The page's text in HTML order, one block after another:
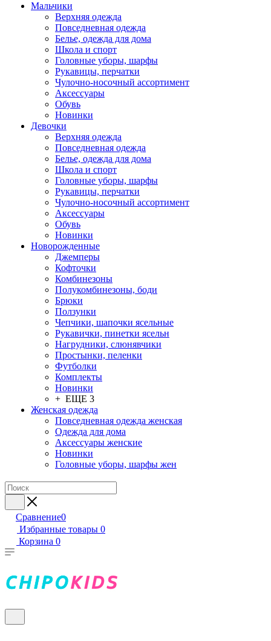
Мальчики
Верхняя одежда
Повседневная одежда
Белье, одежда для дома
Школа и спорт
Головные уборы, шарфы
Рукавицы, перчатки
Чулочно-носочный ассортимент
Аксессуары
Обувь
Новинки
Девочки
Верхняя одежда
Повседневная одежда
Белье, одежда для дома
Школа и спорт
Головные уборы, шарфы
Рукавицы, перчатки
Чулочно-носочный ассортимент
Аксессуары
Обувь
Новинки
Новорожденные
Джемперы
Кофточки
Комбинезоны
Полукомбинезоны, боди
Брюки
Ползунки
Чепчики, шапочки ясельные
Рукавички, пинетки ясельн
Нагрудники, слюнявчики
Простынки, пеленки
Футболки
Комплекты
Новинки
+ ЕЩЕ 3
Женская одежда
Повседневная одежда женская
Одежда для дома
Аксессуары женские
Новинки
Головные уборы, шарфы жен
Сравнение0
Избранные товары 0
Корзина 0